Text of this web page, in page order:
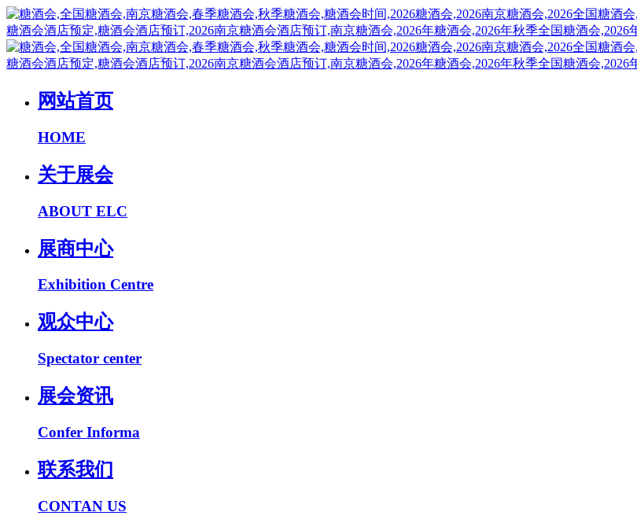
网站首页
HOME
关于展会
ABOUT ELC
展商中心
Exhibition Centre
观众中心
Spectator center
展会资讯
Confer Informa
联系我们
CONTAN US